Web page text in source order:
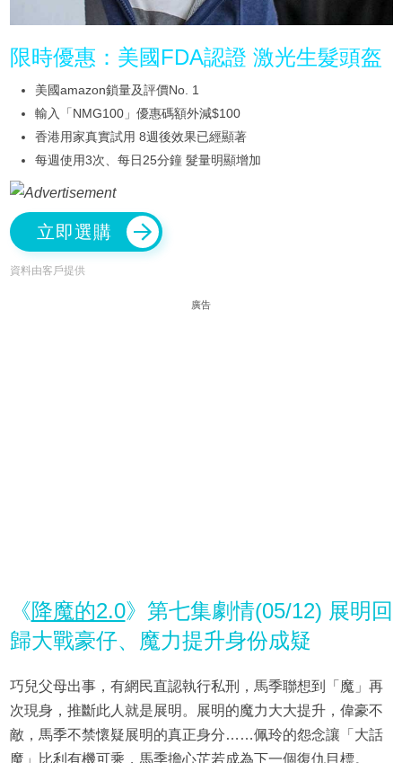
限時優惠：美國FDA認證 激光生髮頭盔
美國amazon鎖量及評價No. 1
輸入「NMG100」優惠碼額外減$100
香港用家真實試用 8週後效果已經顯著
每週使用3次、每日25分鐘 髮量明顯增加
立即選購
資料由客戶提供
廣告
《降魔的2.0》第七集劇情(05/12) 展明回
歸大戰豪仔、魔力提升身份成疑
巧兒父母出事，有網民直認執行私刑，馬季聯想到「魔」再
次現身，推斷此人就是展明。展明的魔力大大提升，偉豪不
敵，馬季不禁懷疑展明的真正身分……佩玲的怨念讓「大話
魔」比利有機可乘，馬季擔心芷若成為下一個復仇目標。